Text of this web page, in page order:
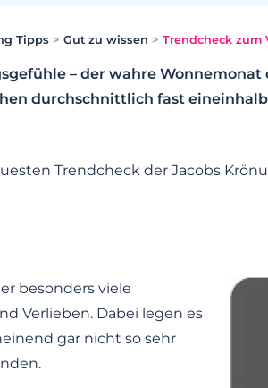
Tipps > Gut zu wissen > Trendcheck zum
– der wahre Wonnemonat
durchschnittlich fast
Trendcheck der Jacobs
besonders viele
Verlieben. Dabei legen es
gar nicht so sehr